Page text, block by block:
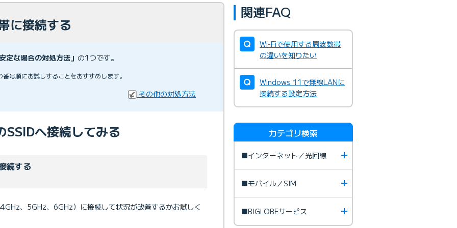
に接続する
定な場合の対処方法」 の1つです。
号順にお試しすることをおすすめします。
その他の対処方法
SSIDへ接続してみる
続する
、5GHz、6GHz）に接続して状況が改善するかお試しく
関連FAQ
Wi-Fiで使用する周波数帯
の違いを知りたい
Windows 11で無線LANに
接続する設定方法
カテゴリ検索
■インターネット／光回線
■モバイル／SIM
■BIGLOBEサービス